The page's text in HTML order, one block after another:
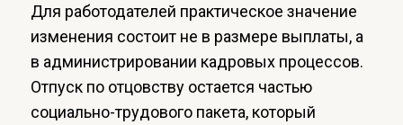
Для работодателей практическое значение
изменения состоит не в размере выплаты, а
в администрировании кадровых процессов.
Отпуск по отцовству остается частью
социально-трудового пакета, который